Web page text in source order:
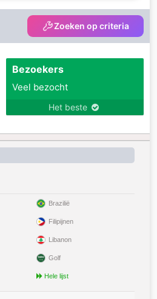
Zoeken op criteria
Bezoekers
Veel bezocht
Het beste
Brazilië
Filipijnen
Libanon
Golf
Hele lijst